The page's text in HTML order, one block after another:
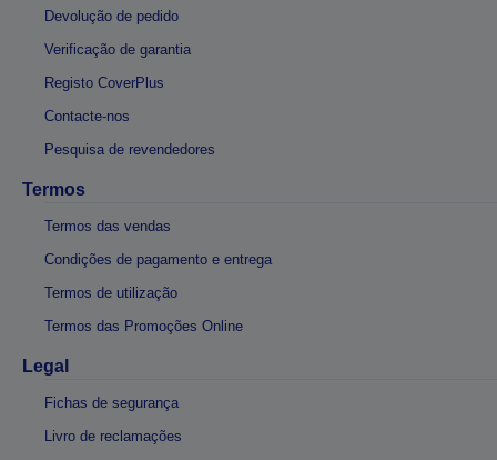
Devolução de pedido
Verificação de garantia
Registo CoverPlus
Contacte-nos
Pesquisa de revendedores
Termos
Termos das vendas
Condições de pagamento e entrega
Termos de utilização
Termos das Promoções Online
Legal
Fichas de segurança
Livro de reclamações